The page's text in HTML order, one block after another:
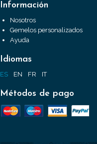
Información
Nosotros
Gemelos personalizados
Ayuda
Idiomas
ES EN FR IT
Métodos de pago